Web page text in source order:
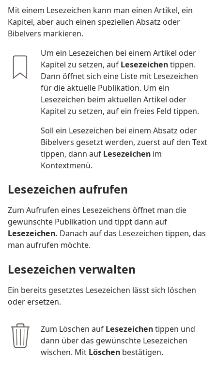
Mit einem Lesezeichen kann man einen Artikel, ein
Kapitel, aber auch einen speziellen Absatz oder
Bibelvers markieren.
Um ein Lesezeichen bei einem Artikel oder
Kapitel zu setzen, auf Lesezeichentippen.
Dann öffnet sich eine Liste mit Lesezeichen
für die aktuelle Publikation. Um ein
Lesezeichen beim aktuellen Artikel oder
Kapitel zu setzen, auf ein freies Feld tippen.
Soll ein Lesezeichen bei einem Absatz oder
Bibelvers gesetzt werden, zuerst auf den Text
tippen, dann auf Lesezeichen im
Kontextmenü.
Lesezeichen aufrufen
Zum Aufrufen eines Lesezeichens öffnet man die
gewünschte Publikation und tippt dann auf
Lesezeichen. Danach auf das Lesezeichen tippen, das
man aufrufen möchte.
Lesezeichen verwalten
Ein bereits gesetztes Lesezeichen lässt sich löschen
oder ersetzen.
Zum Löschen auf Lesezeichentippen und
dann über das gewünschte Lesezeichen
wischen. Mit Löschen bestätigen.